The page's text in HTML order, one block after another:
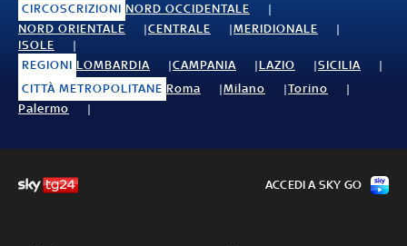
CIRCOSCRIZIONI NORD OCCIDENTALE
NORD ORIENTALE
CENTRALE
MERIDIONALE
ISOLE
REGIONI LOMBARDIA CAMPANIA LAZIO
SICILIA
CITTÀ METROPOLITANE Roma Milano
Torino
Palermo
ACCEDI A SKY GO